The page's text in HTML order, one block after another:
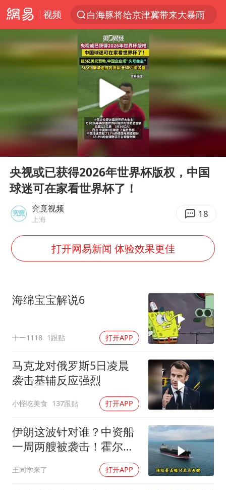
视频
白海豚将给京津冀带来大暴雨
杭州机场已取消航班388架次
王艺迪无缘横滨赛决赛
浙江省委书记王浩再调度：该停下的坚决停下来，让社会面静下来
《披荆斩棘2026》阵容官宣
中国第1高楼阻尼器摆动明显
国足U17与阿森纳决赛取消 并列冠军
《龙餐馆》 冲奖
以军士兵把枪口对准中国记者
构建更高水平的全民健身公共服务体系
萌娃帮爷爷脱玉米 卖力干活超可爱
灌溉水坝被隔成鱼塘 村民投诉20余年
奋力开创中国式现代化建设新局面
Play
央视或已获得2026年世界杯版权，中国
球迷可在家看世界杯了！
究竟视频
上海 18
打开网易新闻 体验效果更佳
海绵宝宝解说6
十一1118 1跟贴 打开APP
马克龙对俄罗斯5日凌晨
袭击基辅反应强烈
小怪吃美食 137跟贴 打开APP
伊朗这波针对谁？中资船
一周两艘被袭击！霍尔木
兹海峡的“安全走廊”神话
彻底破灭！
王同学来了 打开APP